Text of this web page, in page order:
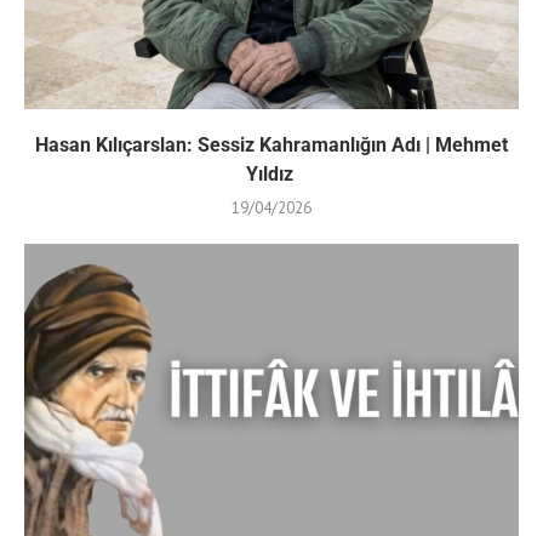
Hasan Kılıçarslan: Sessiz Kahramanlığın Adı | Mehmet
Yıldız
19/04/2026